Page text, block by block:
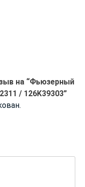
на “Фьюзерный
/ 126K39303”